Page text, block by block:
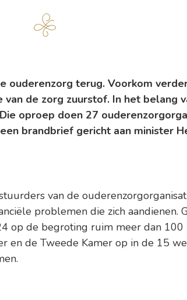
ouderenzorg terug. Voorkom
de zorg zuurstof. In het belang
oproep doen 27
brandbrief gericht aan minister
van de
problemen die zich aandienen.
op de begroting ruim meer dan
en de Tweede Kamer op in de 15